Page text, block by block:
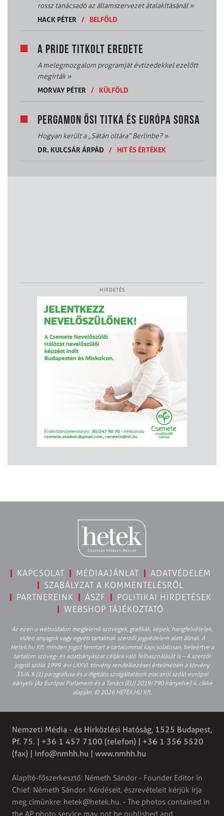
rossz tanácsadó az államszervezet átalakításánál»
HACK PÉTER
/ BELFÖLD
A PRIDE TITKOLT EREDETE
A melegmozgalom programját évtizedekkel ezelőtt
megírták»
MORVAY PÉTER
/ KÜLFÖLD
PERGAMON ŐSI TITKA ÉS EURÓPA SORSA
Hogyan került a „Sátán oltára” Berlinbe?»
DR. KULCSÁR ÁRPÁD
/ HIT ÉS ÉRTÉKEK
HIRDETÉS
KAPCSOLAT MÉDIAAJÁNLAT
ADATVÉDELEM
SZABÁLYZAT A KOMMENTELÉSRŐL
PARTNEREINK
ÁSZF
POLITIKAI HIRDETÉSEK
WEBSHOP TÁJÉKOZTATÓ
Az ezen a weboldalon megjelenő szövegek, grafikák, képek, hangfelvételek,
video anyagok vagy egyéb tartalmak szerzői jogvédelem alatt állnak. A
Hetek.hu Kft. minden jogot fenntart a tartalommal kapcsolatosan, beleértve a
tartalom szöveg- és adatbányászat céljára való felhasználását is – A szerzői
jogról szóló 1999. évi LXXVI. törvény rendelkezései értelmében a törvény
35/A. § (1) paragrafusa és a digitális szolgáltatások piacairól szóló európai
irányelv (Az Európai Parlament és a Tanács (EU) 2019/790 Irányelve) 4. cikke
alapján. © 2026 HETEK.HU Kft.
Nemzeti Média - és Hírközlési Hatóság, 1525 Budapest,
Pf. 75. | +36 1 457 7100 (telefon) | +36 1 356 5520
(fax) | info@nmhh.hu | www.nmhh.hu
Alapító-főszerkesztő: Németh Sándor - Founder Editor in
Chief: Németh Sándor. Kérdéseit, észrevételeit kérjük írja
meg címünkre: hetek@hetek.hu. - The photos contained in
the AP photo service may not be published and